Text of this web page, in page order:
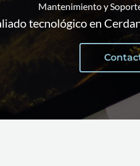
Mantenimiento y
tecnológico en